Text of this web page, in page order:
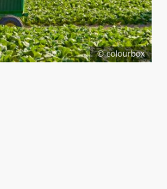
© colourbox